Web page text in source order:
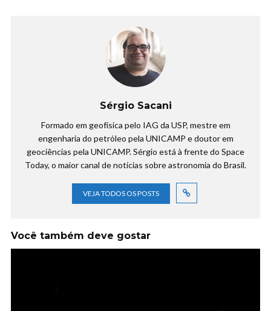
Sérgio Sacani
Formado em geofísica pelo IAG da USP, mestre em
engenharia do petróleo pela UNICAMP e doutor em
geociências pela UNICAMP. Sérgio está à frente do Space
Today, o maior canal de notícias sobre astronomia do Brasil.
VEJA TODOS OS POSTS
Você também deve gostar